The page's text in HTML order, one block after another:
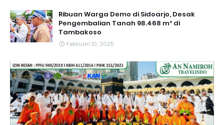
Ribuan Warga Demo di Sidoarjo, Desak
Pengembalian Tanah 98.468 m² di
Tambakoso
Februari 10, 2025